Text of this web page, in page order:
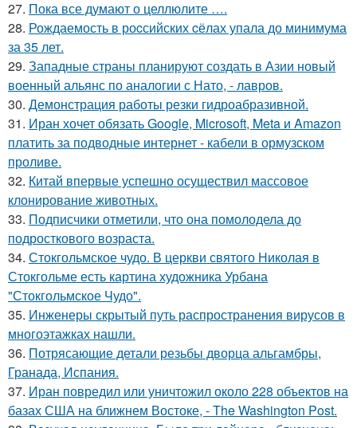
27. Пока все думают о целлюлите ….
28. Рождаемость в роcсийских cёлах упала до минимума
за 35 лет.
29. Западные страны планируют создать в Азии новый
военный альянс по аналогии с Нато, - лавров.
30. Демонстрация работы резки гидроабразивной.
31. Иран хочет обязать Google, Microsoft, Meta и Amazon
платить за подводные интернет - кабели в ормузском
проливе.
32. Китай впервые успешно осуществил массовое
клонирование животных.
33. Подписчики отметили, что она помолодела до
подросткового возраста.
34. Стокгольмское чудо. В церкви святого Николая в
Стокгольме есть картина художника Урбана
"Стокгольмское Чудо".
35. Инженеры скрытый путь распространения вирусов в
многоэтажках нашли.
36. Потрясающие детали резьбы дворца альгамбры,
Гранада, Испания.
37. Иран повредил или уничтожил около 228 объектов на
базах США на ближнем Востоке, - The Washington Post.